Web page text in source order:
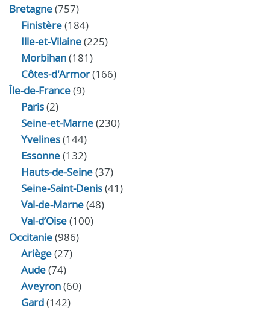
Bretagne(757)
Finistère(184)
Ille-et-Vilaine(225)
Morbihan(181)
Côtes-d'Armor(166)
Île-de-France(9)
Paris(2)
Seine-et-Marne(230)
Yvelines(144)
Essonne(132)
Hauts-de-Seine(37)
Seine-Saint-Denis(41)
Val-de-Marne(48)
Val-d’Oise(100)
Occitanie(986)
Ariège(27)
Aude(74)
Aveyron(60)
Gard(142)